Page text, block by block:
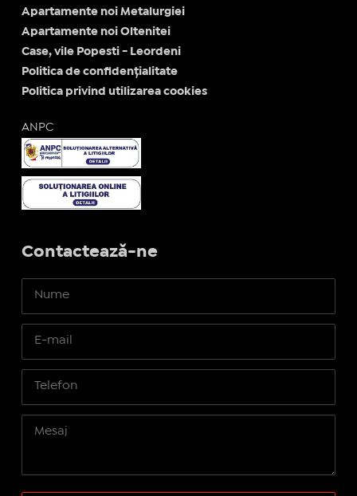
Apartamente noi Metalurgiei
Apartamente noi Oltenitei
Case, vile Popesti - Leordeni
Politica de confidențialitate
Politica privind utilizarea cookies
ANPC
Contactează-ne